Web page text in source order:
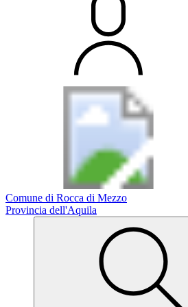
Comune di Rocca di Mezzo
Provincia dell'Aquila